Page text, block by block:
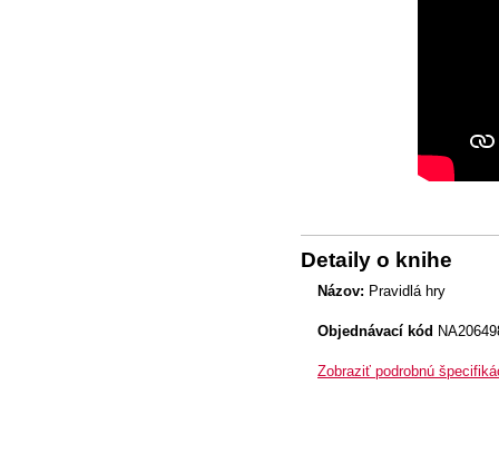
Detaily o knihe
Názov: Pravidlá hry
Objednávací kód
Zobraziť podrobnú